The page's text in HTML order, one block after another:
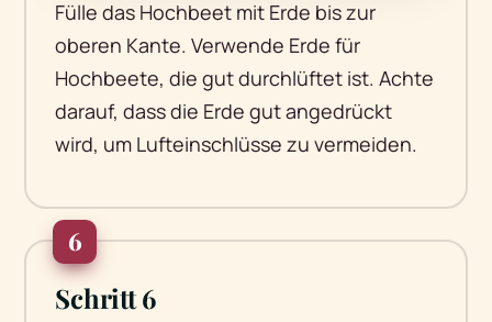
Fülle das Hochbeet mit Erde bis zur
oberen Kante. Verwende Erde für
Hochbeete, die gut durchlüftet ist. Achte
darauf, dass die Erde gut angedrückt
wird, um Lufteinschlüsse zu vermeiden.
6
Schritt 6